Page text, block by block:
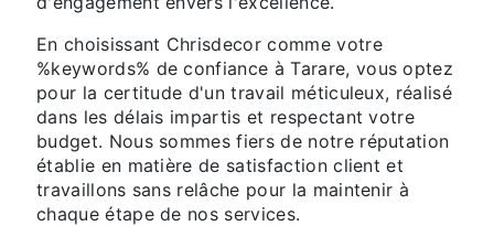
En choisissant Chrisdecor comme votre
%keywords% de confiance à Tarare, vous optez
pour la certitude d'un travail méticuleux, réalisé
dans les délais impartis et respectant votre
budget. Nous sommes fiers de notre réputation
établie en matière de satisfaction client et
travaillons sans relâche pour la maintenir à
chaque étape de nos services.